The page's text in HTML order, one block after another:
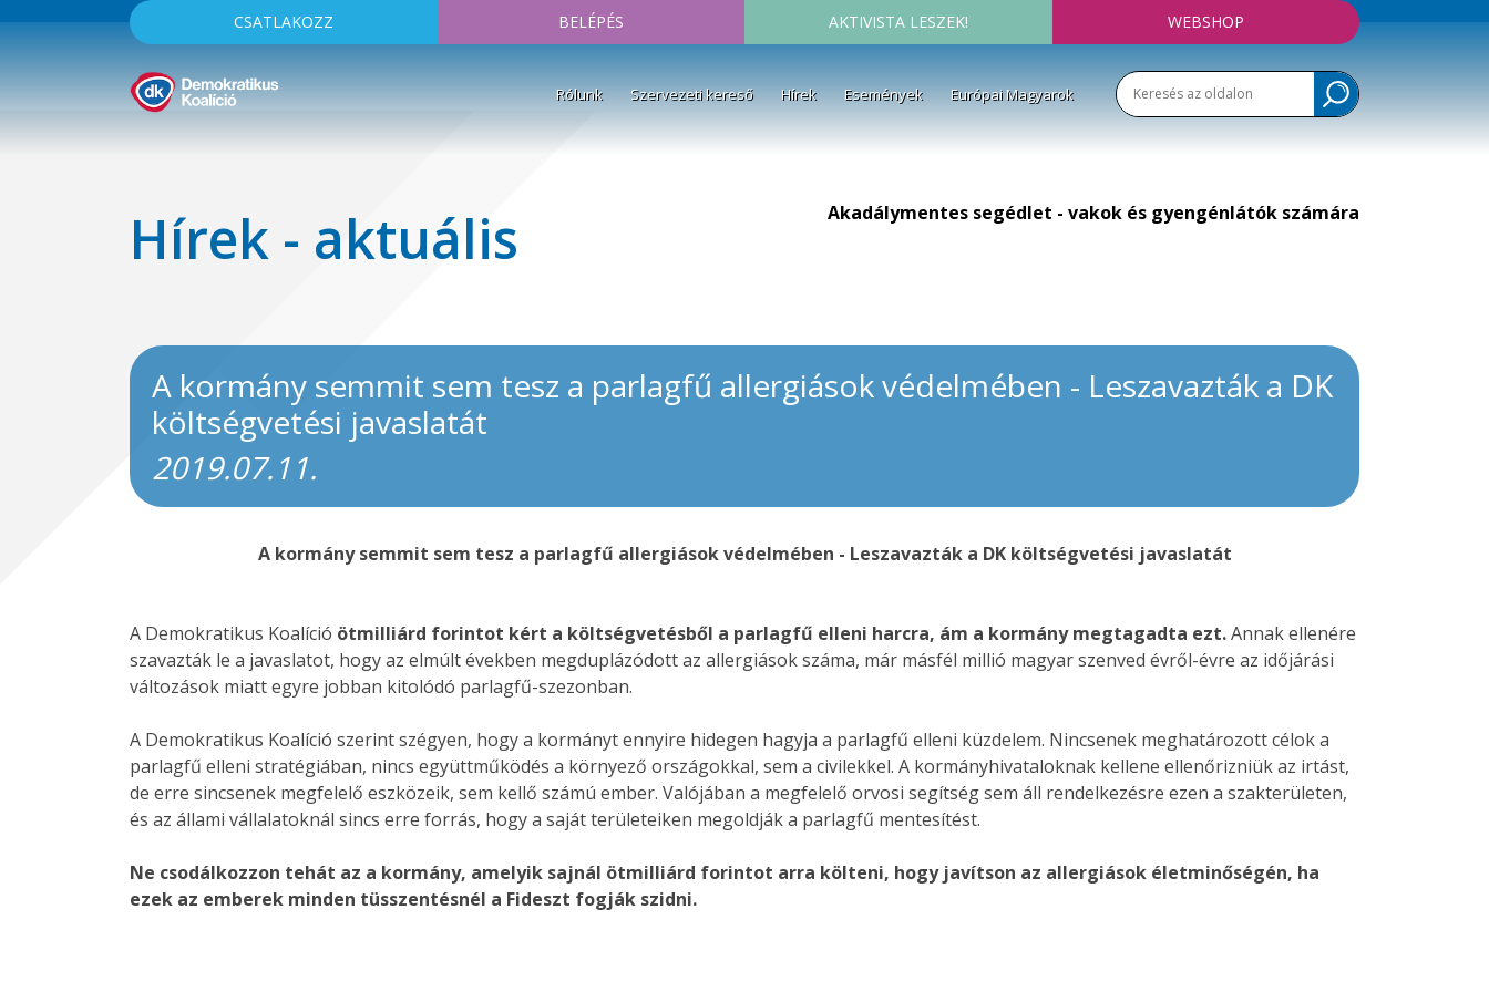
CSATLAKOZZ BELÉPÉS AKTIVISTA LESZEK! WEBSHOP
Rólunk Szervezeti kereső Hírek Események Európai Magyarok
Hírek - aktuális Akadálymentes segédlet - vakok és gyengénlátók számára
A kormány semmit sem tesz a parlagfű allergiások védelmében - Leszavazták a DK
költségvetési javaslatát
2019.07.11.
A kormány semmit sem tesz a parlagfű allergiások védelmében - Leszavazták a DK költségvetési javaslatát
A Demokratikus Koalíció ötmilliárd forintot kért a költségvetésből a parlagfű elleni harcra, ám a kormány megtagadta ezt.Annak ellenére
szavazták le a javaslatot, hogy az elmúlt években megduplázódott az allergiások száma, már másfél millió magyar szenved évről-évre az időjárási
változások miatt egyre jobban kitolódó parlagfű-szezonban.
A Demokratikus Koalíció szerint szégyen, hogy a kormányt ennyire hidegen hagyja a parlagfű elleni küzdelem. Nincsenek meghatározott célok a
parlagfű elleni stratégiában, nincs együttműködés a környező országokkal, sem a civilekkel. A kormányhivataloknak kellene ellenőrizniük az irtást,
de erre sincsenek megfelelő eszközeik, sem kellő számú ember. Valójában a megfelelő orvosi segítség sem áll rendelkezésre ezen a szakterületen,
és az állami vállalatoknál sincs erre forrás, hogy a saját területeiken megoldják a parlagfű mentesítést.
Ne csodálkozzon tehát az a kormány, amelyik sajnál ötmilliárd forintot arra költeni, hogy javítson az allergiások életminőségén, ha
ezek az emberek minden tüsszentésnél a Fideszt fogják szidni.